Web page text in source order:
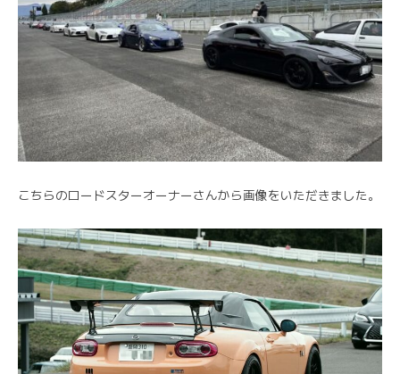
こちらのロードスターオーナーさんから画像をいただきました。